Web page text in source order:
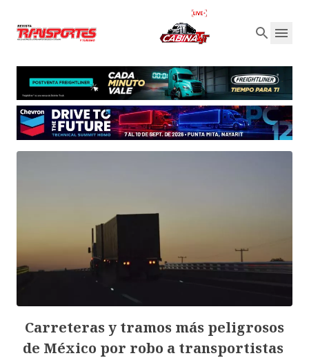
Carreteras y tramos más peligrosos
de México por robo a transportistas